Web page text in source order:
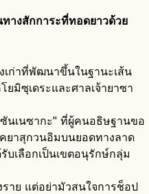
างสักการะที่ทอดยาวด้วย
เก่าที่พัฒนาขึ้นในฐานะเส้น
มิซุเดระและศาลเจ้ายาซา
นเนซากะ" ที่ผู้คนอธิษฐานขอ
ยาสุกวนอิมบนยอดทางลาด
บเลือกเป็นเขตอนุรักษ์กลุ่ม
าย แต่อย่ามัวสนใจการช็อป